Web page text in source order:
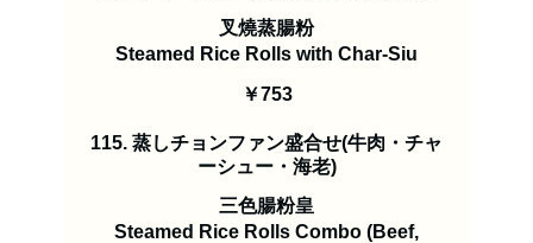
叉燒蒸腸粉
Steamed Rice Rolls with Char-Siu
￥753
115. 蒸しチョンファン盛合せ(牛肉・チャ
ーシュー・海老)
三色腸粉皇
Steamed Rice Rolls Combo (Beef,